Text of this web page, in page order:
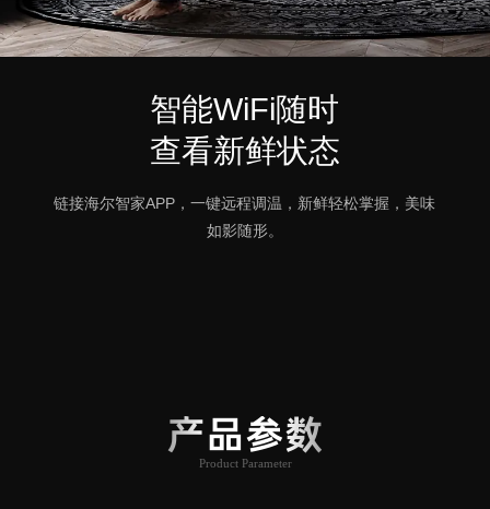
智能WiFi随时
查看新鲜状态
链接海尔智家APP，一键远程调温，新鲜轻松掌握，美味
如影随形。
产品参数
Product Parameter